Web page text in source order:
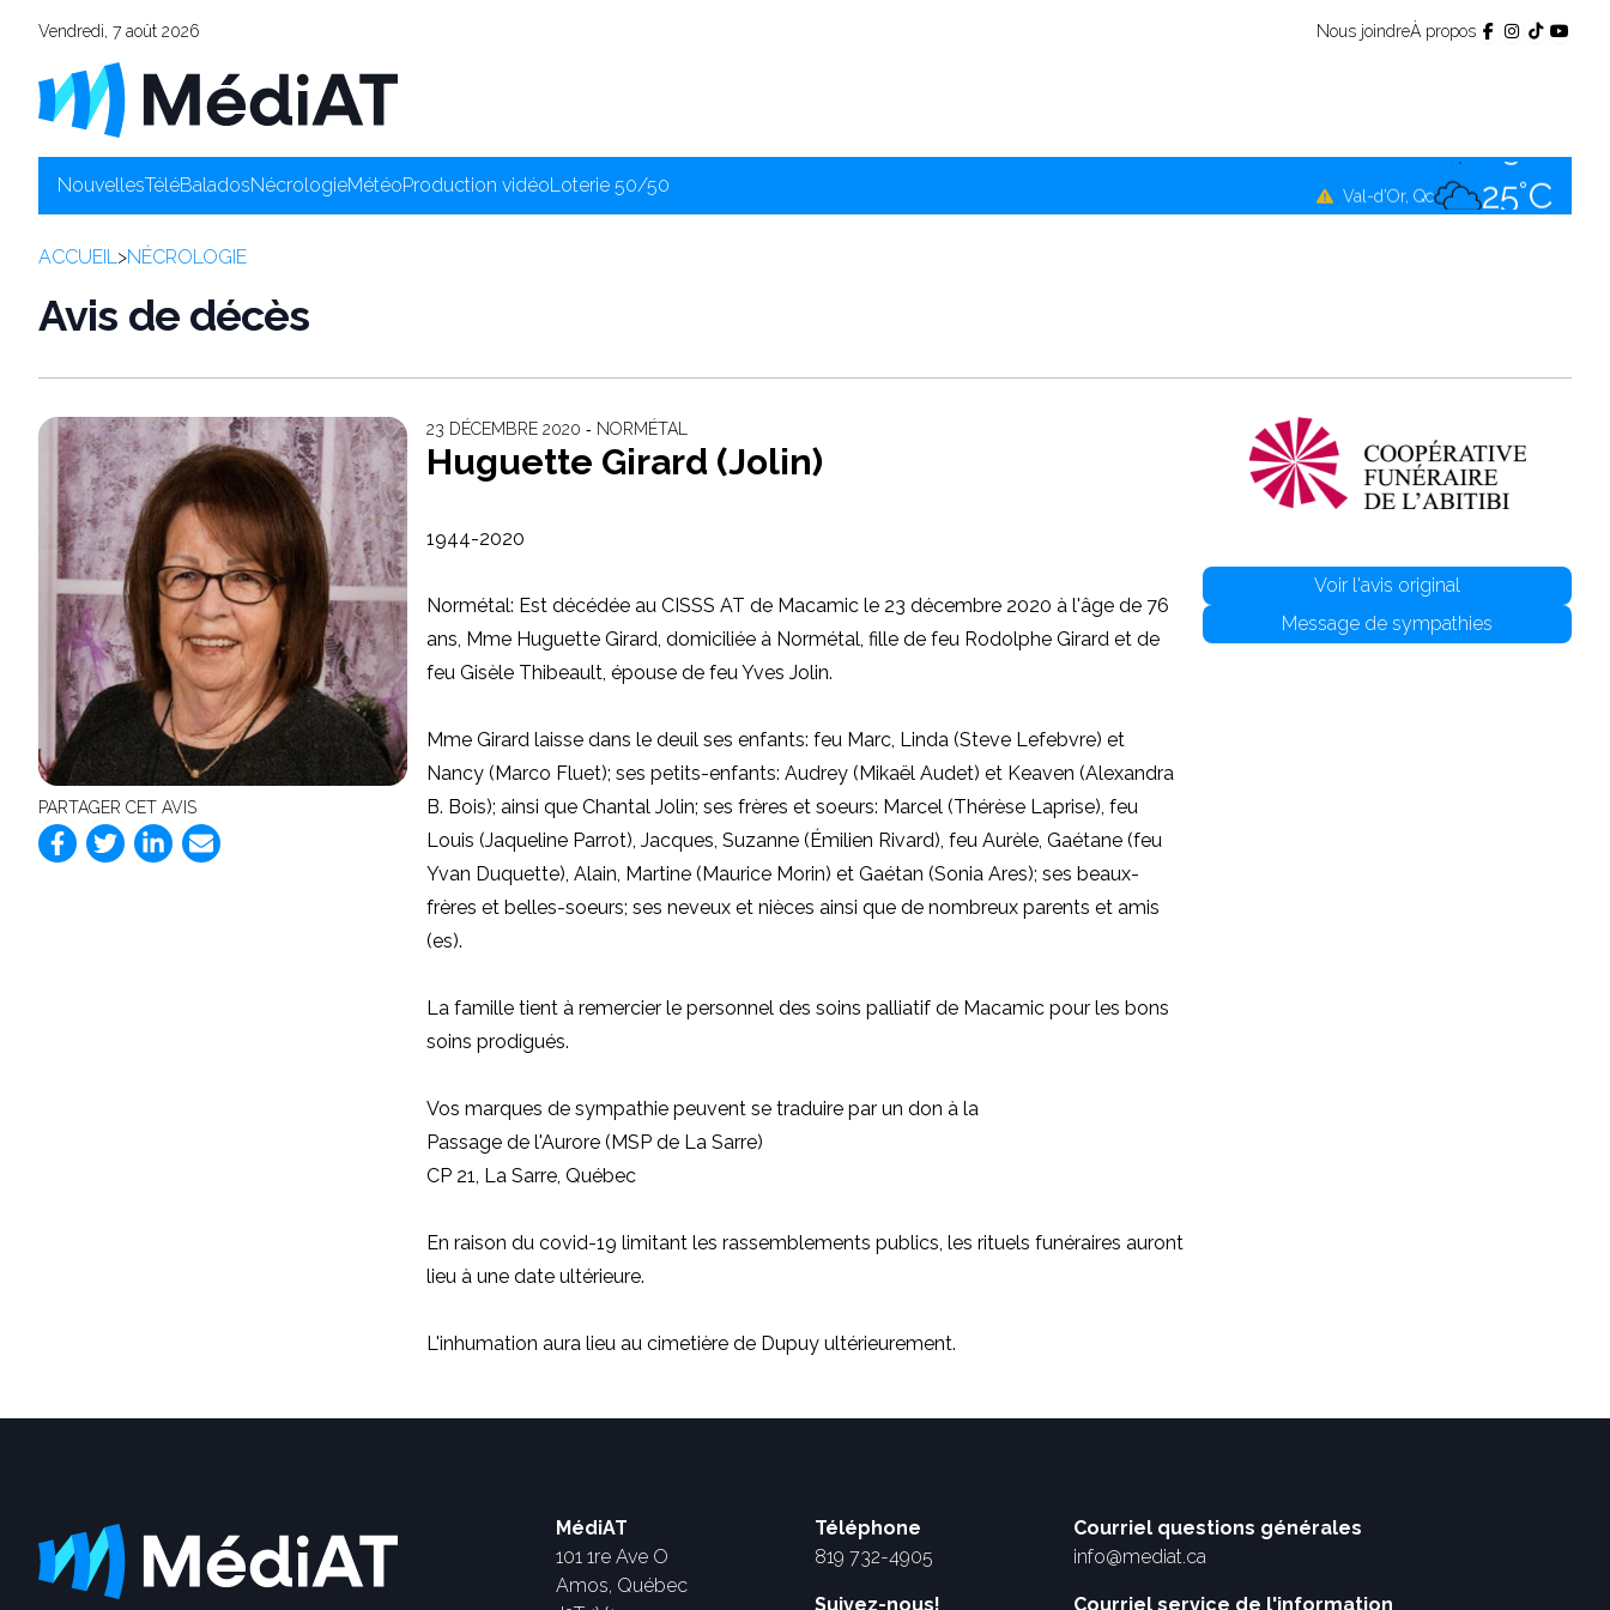
Vendredi, 7 août 2026 Nous joindreÀ propos
NouvellesTéléBaladosNécrologieMétéoProduction vidéoLoterie 50/50 Val-d'Or, Qc 25°C
ACCUEIL>NÉCROLOGIE
Avis de décès
PARTAGER CET AVIS
23 DÉCEMBRE 2020 ‐ NORMÉTAL
Huguette Girard (Jolin)
1944-2020
Normétal: Est décédée au CISSS AT de Macamic le 23 décembre 2020 à l'âge de 76
ans, Mme Huguette Girard, domiciliée à Normétal, fille de feu Rodolphe Girard et de
feu Gisèle Thibeault, épouse de feu Yves Jolin.
Mme Girard laisse dans le deuil ses enfants: feu Marc, Linda (Steve Lefebvre) et
Nancy (Marco Fluet); ses petits-enfants: Audrey (Mikaël Audet) et Keaven (Alexandra
B. Bois); ainsi que Chantal Jolin; ses frères et soeurs: Marcel (Thérèse Laprise), feu
Louis (Jaqueline Parrot), Jacques, Suzanne (Émilien Rivard), feu Aurèle, Gaétane (feu
Yvan Duquette), Alain, Martine (Maurice Morin) et Gaétan (Sonia Ares); ses beaux-
frères et belles-soeurs; ses neveux et nièces ainsi que de nombreux parents et amis
(es).
La famille tient à remercier le personnel des soins palliatif de Macamic pour les bons
soins prodigués.
Vos marques de sympathie peuvent se traduire par un don à la
Passage de l'Aurore (MSP de La Sarre)
CP 21, La Sarre, Québec
En raison du covid-19 limitant les rassemblements publics, les rituels funéraires auront
lieu à une date ultérieure.
L'inhumation aura lieu au cimetière de Dupuy ultérieurement.
Voir l'avis original
Message de sympathies
MédiAT
101 1re Ave O
Amos, Québec
Téléphone
819 732-4905
Suivez-nous!
Courriel questions générales
info@mediat.ca
Courriel service de l'information